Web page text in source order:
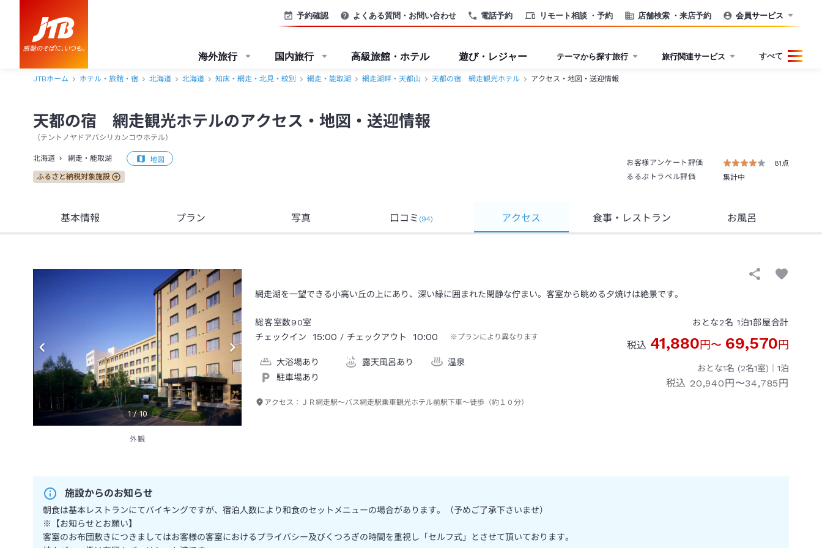
電話予約 リモート相談 ・予約 店舗検索 ・来店予約
予約確認 よくある質問・お問い合わせ 会員サービス
海外旅行 国内旅行 高級旅館・ホテル 遊び・レジャー テーマから探す旅行 旅行関連サービス すべて
JTBホーム ホテル・旅館・宿 北海道 北海道 知床・網走・北見・紋別 網走・能取湖 網走湖畔・天都山 天都の宿 網走観光ホテル アクセス・地図・送迎情報
天都の宿 網走観光ホテルのアクセス・地図・送迎情報
（テントノヤドアバシリカンコウホテル）
北海道 網走・能取湖 地図
ふるさと納税対象施設
お客様アンケート評価
81点
るるぶトラベル評価
集計中
基本情報 プラン 写真 口コミ (94) アクセス 食事・レストラン お風呂
1 /10
外観
網走湖を一望できる小高い丘の上にあり、深い緑に囲まれた閑静な佇まい。客室から眺める夕焼けは絶景です。
総客室数90室
チェックイン
15:00 / チェックアウト 10:00 ※プランにより異なります
大浴場あり 露天風呂あり
温泉
駐車場あり
アクセス： ＪＲ網走駅～バス網走駅乗車観光ホテル前駅下車～徒歩（約１０分）
おとな2名 1泊1部屋合計
税込 41,880円〜 69,570円
おとな1名 (2名1室)｜ 1泊
税込 20,940円〜34,785円
施設からのお知らせ
朝食は基本レストランにてバイキングですが、宿泊人数により和食のセットメニューの場合があります。（予めご了承下さいませ）
※【お知らせとお願い】
客室のお布団敷きにつきましてはお客様の客室におけるプライバシー及びくつろぎの時間を重視し「セルフ式」とさせて頂いております。